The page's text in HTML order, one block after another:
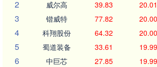
2 威尔高 39.83
3 锴威特 77.82
4 科翔股份 64.32
5 蜀道装备 33.61
6 中巨芯 27.85